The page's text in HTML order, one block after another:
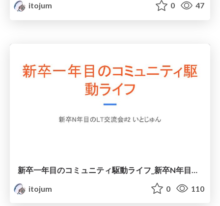
itojum
0 47
itojum
0 110